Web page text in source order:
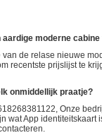
moderne
de relase nieuwe
recentste prijslijst te
onmiddellijk praatje?
Onze
wat App identiteitskaart